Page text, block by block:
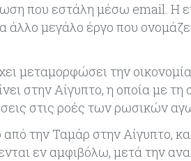
που εστάλη μέσω email. Η
άλλο μεγάλο έργο που
μεταμορφώσει την
στην Αίγυπτο, η οποία με τη
στις ροές των ρωσικών
από την Ταμάρ στην Αίγυπτο,
εν αμφιβόλω, μετά την